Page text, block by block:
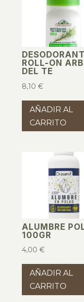
ROLL-ON
DEL TE
8,10 €
AÑADIR AL
CARRITO
ALUMBRE
100GR
4,00 €
AÑADIR AL
CARRITO